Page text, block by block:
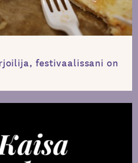
festivaalissani on